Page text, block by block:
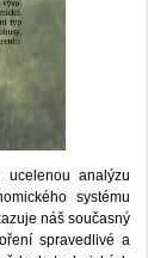
analýzu
systému
náš současný
spravedlivé a